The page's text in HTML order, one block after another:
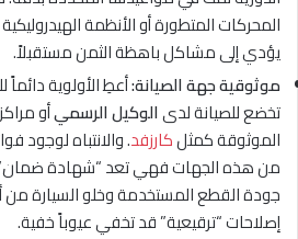
يؤدي إلى مشاكل باهظة الثمن مستقبلاً.
موثوقية جهة الصيانة:أعطِ الأولوية دائماً
تخضع للصيانة لدىالوكيل الرسميأو
الموثوقة كمثلكارزفد. والانتباه لوجود
من هذه الجهات فهي تعد “شهادة
جودة القطع المستخدمة وخلو السيارة
إصلاحات “ترقيعية” قد تخفي عيوباً خفية.